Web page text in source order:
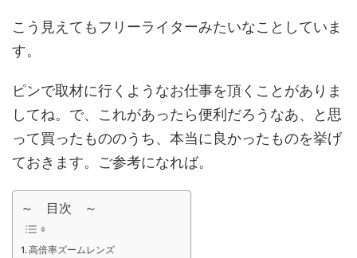
こう見えてもフリーライターみたいなことしていま
す。
ピンで取材に行くようなお仕事を頂くことがありま
してね。で、これがあったら便利だろうなあ、と思
って買ったもののうち、本当に良かったものを挙げ
ておきます。ご参考になれば。
～ 目次 ～
高倍率ズームレンズ